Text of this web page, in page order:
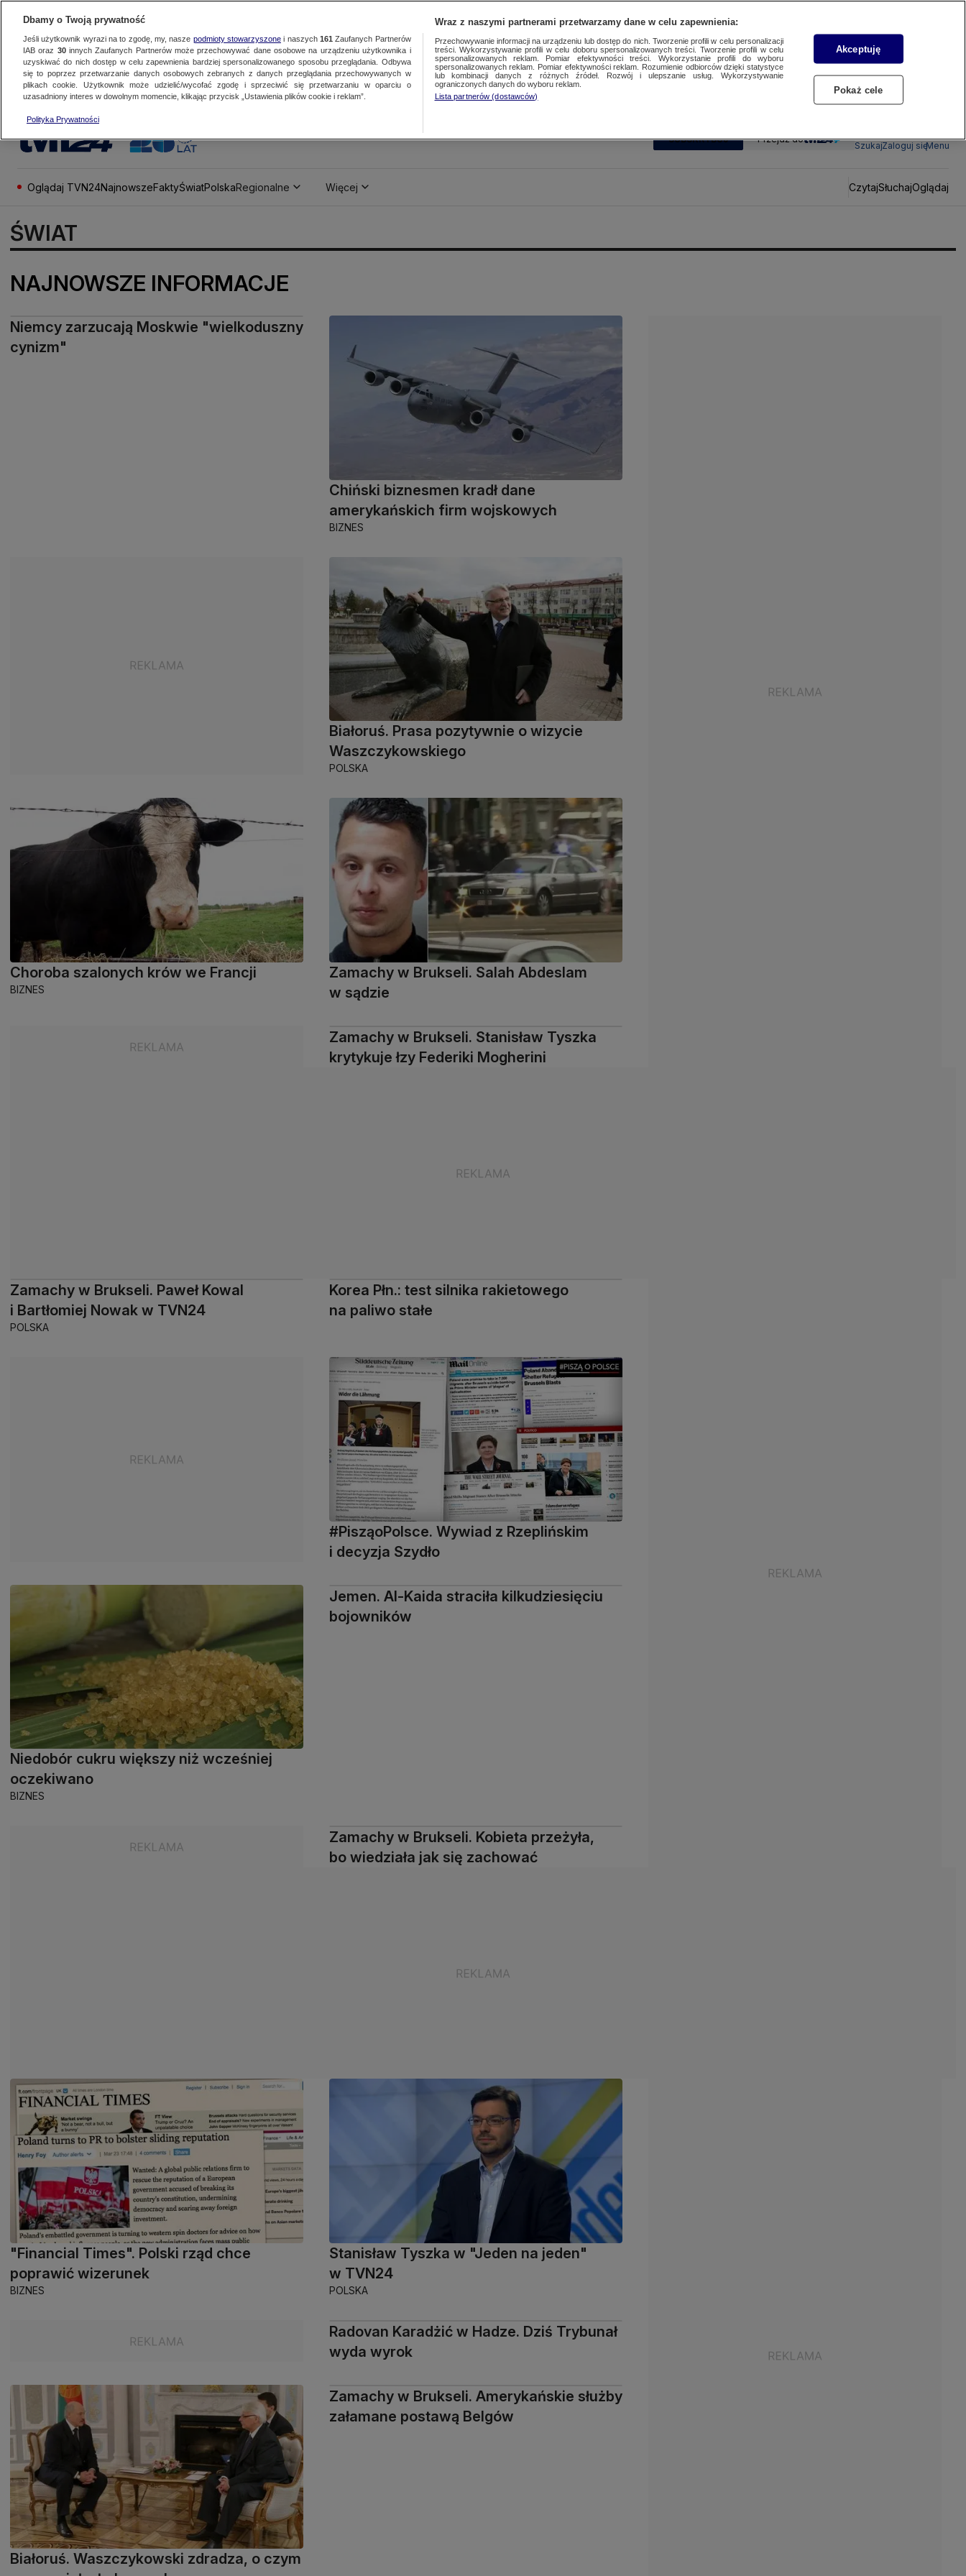
SUBSKRYBUJ Przejdź do
SzukajZaloguj sięMenu
Oglądaj TVN24NajnowszeFaktyŚwiatPolskaRegionalne Więcej CzytajSłuchajOglądaj
ŚWIAT
NAJNOWSZE INFORMACJE
Niemcy zarzucają Moskwie "wielkoduszny
cynizm"
Chiński biznesmen kradł dane
amerykańskich firm wojskowych
BIZNES
Białoruś. Prasa pozytywnie o wizycie
Waszczykowskiego
POLSKA
Choroba szalonych krów we Francji
BIZNES
Zamachy w Brukseli. Salah Abdeslam
w sądzie
Zamachy w Brukseli. Stanisław Tyszka
krytykuje łzy Federiki Mogherini
Zamachy w Brukseli. Paweł Kowal
i Bartłomiej Nowak w TVN24
POLSKA
Korea Płn.: test silnika rakietowego
na paliwo stałe
#PisząoPolsce. Wywiad z Rzeplińskim
i decyzja Szydło
Niedobór cukru większy niż wcześniej
oczekiwano
BIZNES
Jemen. Al-Kaida straciła kilkudziesięciu
bojowników
Zamachy w Brukseli. Kobieta przeżyła,
bo wiedziała jak się zachować
"Financial Times". Polski rząd chce
poprawić wizerunek
BIZNES
Stanisław Tyszka w "Jeden na jeden"
w TVN24
POLSKA
Radovan Karadżić w Hadze. Dziś Trybunał
wyda wyrok
Białoruś. Waszczykowski zdradza, o czym
Zamachy w Brukseli. Amerykańskie służby
załamane postawą Belgów
Dbamy o Twoją prywatność
Jeśli użytkownik wyrazi na to zgodę, my, nasze podmioty stowarzyszonei naszych 161 Zaufanych Partnerów
IAB oraz 30innych Zaufanych Partnerów może przechowywać dane osobowe na urządzeniu użytkownika i
uzyskiwać do nich dostęp w celu zapewnienia bardziej spersonalizowanego sposobu przeglądania. Odbywa
się to poprzez przetwarzanie danych osobowych zebranych z danych przeglądania przechowywanych w
plikach cookie. Użytkownik może udzielić/wycofać zgodę i sprzeciwić się przetwarzaniu w oparciu o
uzasadniony interes w dowolnym momencie, klikając przycisk „Ustawienia plików cookie i reklam”.
Polityka Prywatności
Wraz z naszymi partnerami przetwarzamy dane w celu zapewnienia:
Przechowywanie informacji na urządzeniu lub dostęp do nich. Tworzenie profili w celu personalizacji
treści. Wykorzystywanie profili w celu doboru spersonalizowanych treści. Tworzenie profili w celu
spersonalizowanych reklam. Pomiar efektywności treści. Wykorzystanie profili do wyboru
spersonalizowanych reklam. Pomiar efektywności reklam. Rozumienie odbiorców dzięki statystyce
lub kombinacji danych z różnych źródeł. Rozwój i ulepszanie usług. Wykorzystywanie
ograniczonych danych do wyboru reklam.
Lista partnerów (dostawców)
Akceptuję
Pokaż cele